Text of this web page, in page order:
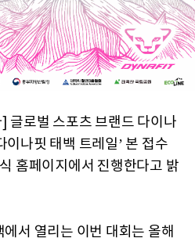
글로벌 스포츠 브랜드 다이나
나핏 태백 트레일’ 본 접수
홈페이지에서 진행한다고 밝
서 열리는 이번 대회는 올해